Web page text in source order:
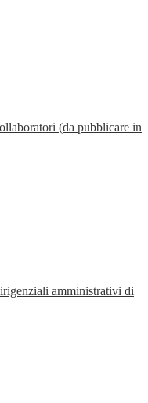
(da pubblicare in
amministrativi di